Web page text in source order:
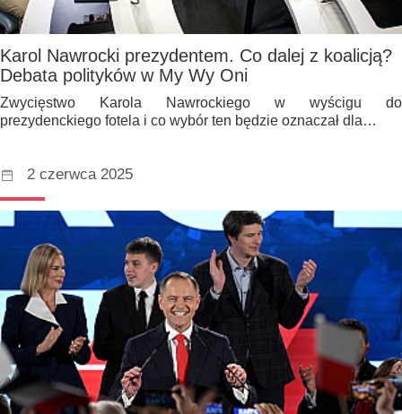
Karol Nawrocki prezydentem. Co dalej z koalicją?
Debata polityków w My Wy Oni
Zwycięstwo Karola Nawrockiego w wyścigu do
prezydenckiego fotela i co wybór ten będzie oznaczał dla…
2 czerwca 2025